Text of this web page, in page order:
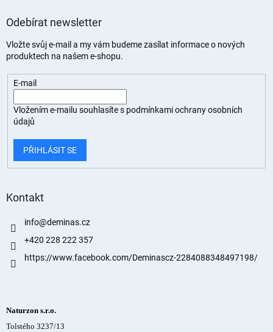
Odebírat newsletter
Vložte svůj e-mail a my vám budeme zasílat informace o nových
produktech na našem e-shopu.
E-mail
Vložením e-mailu souhlasíte s podmínkami ochrany osobních
údajů
PŘIHLÁSIT SE
Kontakt
info@deminas.cz
+420 228 222 357
https://www.facebook.com/Deminascz-2284088348497198/
Naturzon s.r.o.
Tolstého 3237/13